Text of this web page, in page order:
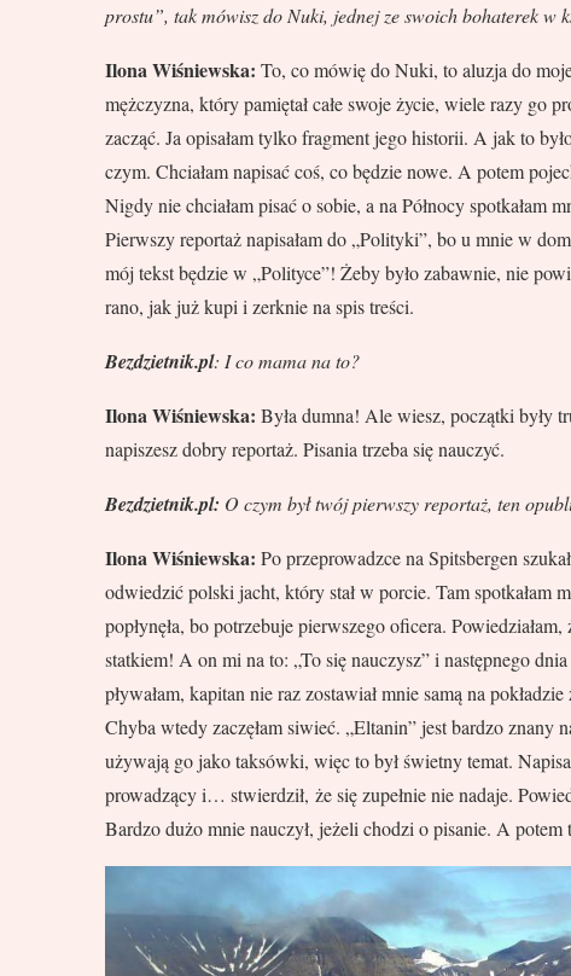
prostu”, tak mówisz do Nuki, jednej ze swoich bohaterek w
Ilona Wiśniewska: To, co mówię do Nuki, to aluzja do
mężczyzna, który pamiętał całe swoje życie, wiele razy go
zacząć. Ja opisałam tylko fragment jego historii. A jak to
czym. Chciałam napisać coś, co będzie nowe. A potem
Nigdy nie chciałam pisać o sobie, a na Północy spotkałam
Pierwszy reportaż napisałam do „Polityki”, bo u mnie w
mój tekst będzie w „Polityce”! Żeby było zabawnie, nie
rano, jak już kupi i zerknie na spis treści.
Bezdzietnik.pl: I co mama na to?
Ilona Wiśniewska: Była dumna! Ale wiesz, początki były
napiszesz dobry reportaż. Pisania trzeba się nauczyć.
Bezdzietnik.pl: O czym był twój pierwszy reportaż, ten
Ilona Wiśniewska: Po przeprowadzce na Spitsbergen
odwiedzić polski jacht, który stał w porcie. Tam spotkałam
popłynęła, bo potrzebuje pierwszego oficera.
statkiem! A on mi na to: „To się nauczysz” i następnego
pływałam, kapitan nie raz zostawiał mnie samą na
Chyba wtedy zaczęłam siwieć. „Eltanin” jest bardzo znany
używają go jako taksówki, więc to był świetny temat.
prowadzący i… stwierdził, że się zupełnie nie nadaje.
Bardzo dużo mnie nauczył, jeżeli chodzi o pisanie. A potem